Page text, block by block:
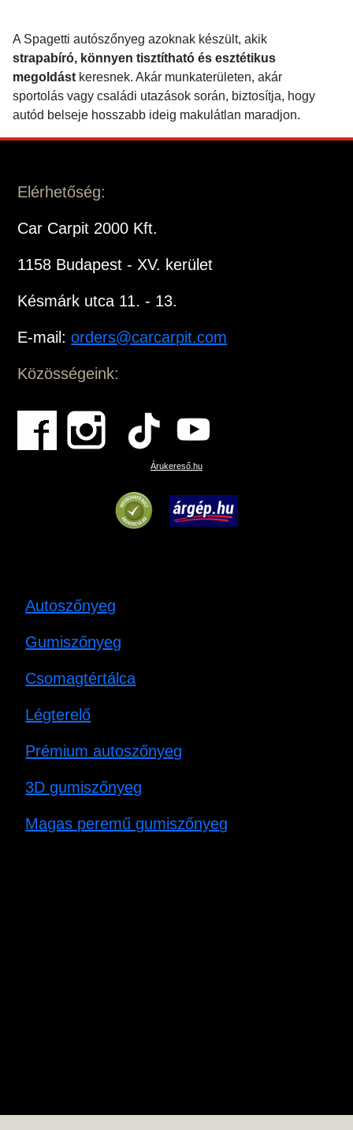
A Spagetti autószőnyeg azoknak készült, akik
strapabíró, könnyen tisztítható és esztétikus
megoldást keresnek. Akár munkaterületen, akár
sportolás vagy családi utazások során, biztosítja, hogy
autód belseje hosszabb ideig makulátlan maradjon.
Elérhetőség:
Car Carpit 2000 Kft.
1158 Budapest - XV. kerület
Késmárk utca 11. - 13.
E-mail:orders@carcarpit.com
Közösségeink:
Árukereső.hu
Autoszőnyeg
Gumiszőnyeg
Csomagtértálca
Légterelő
Prémium autoszőnyeg
3D gumiszőnyeg
Magas peremű gumiszőnyeg